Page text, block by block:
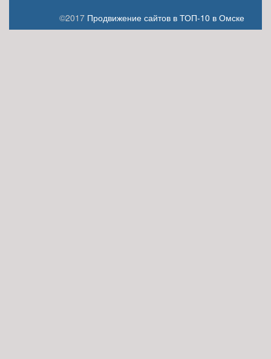
©2017 Продвижение сайтов в ТОП-10 в Омске